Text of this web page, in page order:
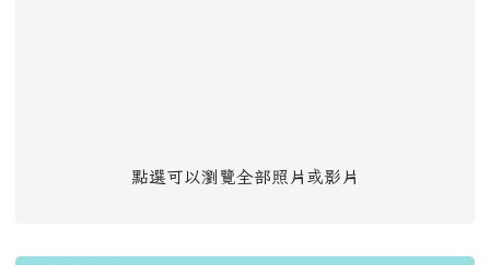
點選可以瀏覽全部照片或影片